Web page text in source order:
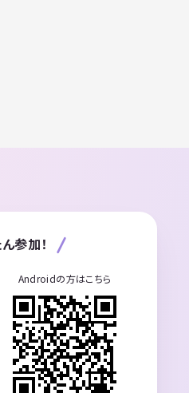
参加！
Androidの方はこちら